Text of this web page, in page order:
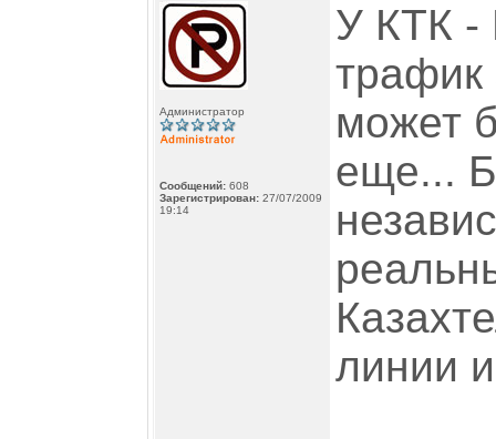
Администратор
Сообщений: 608
Зарегистрирован: 27/07/2009
19:14
У КТК -
трафик
может
еще...
линии